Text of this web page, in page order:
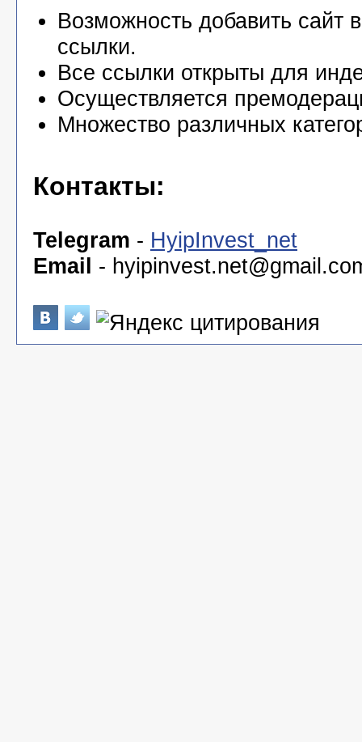
Возможность добавить сайт
ссылки.
Все ссылки открыты для
Осуществляется
Множество различных
Контакты:
Telegram - HyipInvest_net
Email -